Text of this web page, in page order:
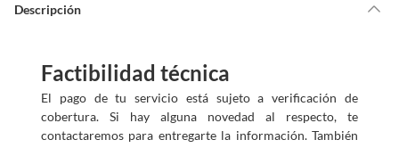
Descripción
Factibilidad técnica
El pago de tu servicio está sujeto a verificación de
cobertura. Si hay alguna novedad al respecto, te
contactaremos para entregarte la información. También